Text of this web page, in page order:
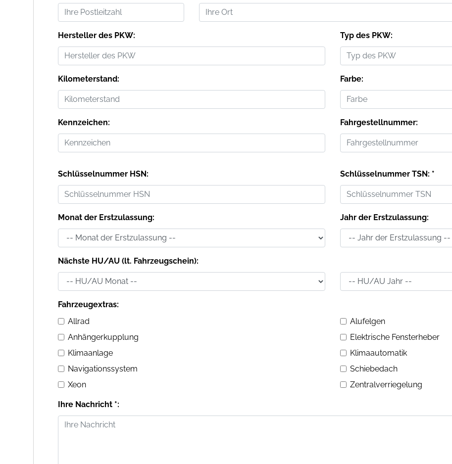
Hersteller des PKW: Typ des PKW:
Kilometerstand: Farbe:
Kennzeichen: Fahrgestellnummer:
Schlüsselnummer HSN: Schlüsselnummer TSN: *
Monat der Erstzulassung: Jahr der Erstzulassung:
Nächste HU/AU (lt. Fahrzeugschein):
Fahrzeugextras:
Allrad
Alufelgen
Anhängerkupplung
Elektrische Fensterheber
Klimaanlage
Klimaautomatik
Navigationssystem
Schiebedach
Xeon
Zentralverriegelung
Ihre Nachricht *: